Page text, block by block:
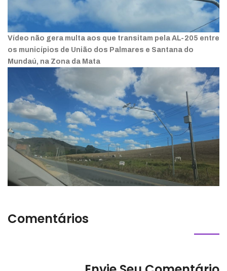
Vídeo não gera multa aos que transitam pela AL-205 entre
os municípios de União dos Palmares e Santana do
Mundaú, na Zona da Mata
Comentários